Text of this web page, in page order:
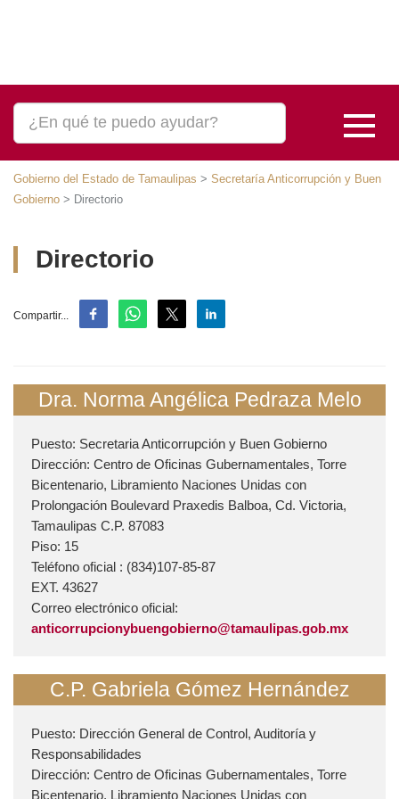
Gobierno del Estado de Tamaulipas>Secretaría Anticorrupción y Buen
Gobierno > Directorio
Directorio
Compartir...
Dra. Norma Angélica Pedraza Melo
Puesto: Secretaria Anticorrupción y Buen Gobierno
Dirección: Centro de Oficinas Gubernamentales, Torre
Bicentenario, Libramiento Naciones Unidas con
Prolongación Boulevard Praxedis Balboa, Cd. Victoria,
Tamaulipas C.P. 87083
Piso: 15
Teléfono oficial : (834)107-­85-­87
EXT. 43627
Correo electrónico oficial:
anticorrupcionybuengobierno@tamaulipas.gob.mx
C.P. Gabriela Gómez Hernández
Puesto: Dirección General de Control, Auditoría y
Responsabilidades
Dirección: Centro de Oficinas Gubernamentales, Torre
Bicentenario, Libramiento Naciones Unidas con